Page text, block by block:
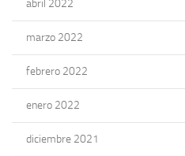
abril 2022
marzo 2022
febrero 2022
enero 2022
diciembre 2021